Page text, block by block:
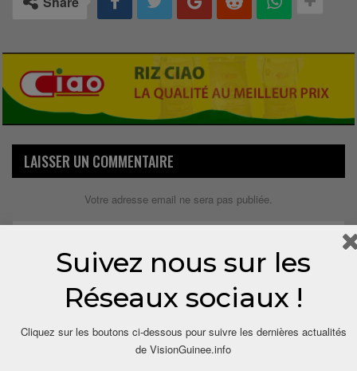
LAISSER UN COMMENTAIRE
Votre adresse email ne sera pas publiée.
Suivez nous sur les
Réseaux sociaux !
Cliquez sur les boutons ci-dessous pour suivre les dernières actualités
de VisionGuinee.info